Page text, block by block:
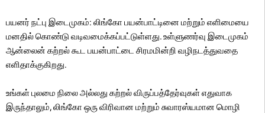
பயனர் நட்பு இடைமுகம்: லிங்கோ பயன்பாட்டினை மற்றும் எளிமையை
மனதில் கொண்டு வடிவமைக்கப்பட்டுள்ளது. உள்ளுணர்வு இடைமுகம்
ஆன்லைன் கற்றல் கூட பயன்பாட்டை சிரமமின்றி வழிநடத்துவதை
எளிதாக்குகிறது.
உங்கள் புலமை நிலை அல்லது கற்றல் விருப்பத்தேர்வுகள் எதுவாக
இருந்தாலும், லிங்கோ ஒரு விரிவான மற்றும் சுவாரஸ்யமான மொழி